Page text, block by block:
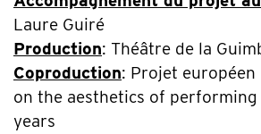
Laure Guiré
Production: Théâtre de la
Coproduction: Projet européen
on the aesthetics of
years